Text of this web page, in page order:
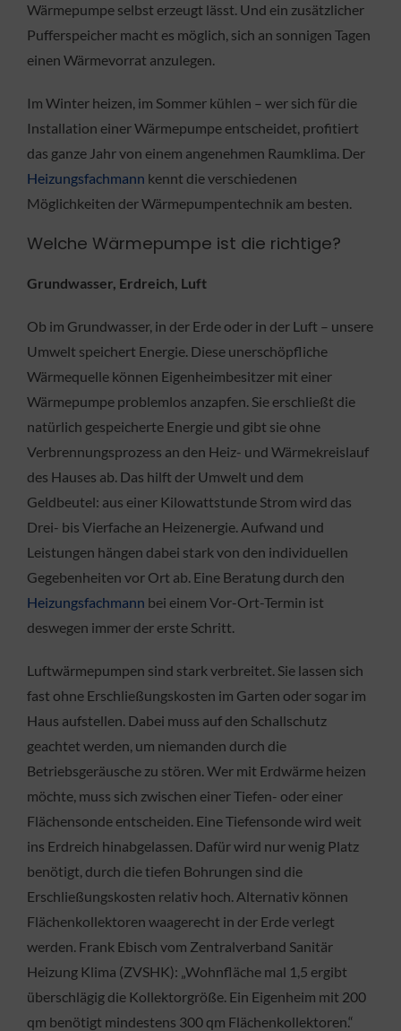
Wärmepumpe selbst erzeugt lässt. Und ein zusätzlicher
Pufferspeicher macht es möglich, sich an sonnigen Tagen
einen Wärmevorrat anzulegen.
Im Winter heizen, im Sommer kühlen – wer sich für die
Installation einer Wärmepumpe entscheidet, profitiert
das ganze Jahr von einem angenehmen Raumklima. Der
Heizungsfachmann kennt die verschiedenen
Möglichkeiten der Wärmepumpentechnik am besten.
Welche Wärmepumpe ist die richtige?
Grundwasser, Erdreich, Luft
Ob im Grundwasser, in der Erde oder in der Luft – unsere
Umwelt speichert Energie. Diese unerschöpfliche
Wärmequelle können Eigenheimbesitzer mit einer
Wärmepumpe problemlos anzapfen. Sie erschließt die
natürlich gespeicherte Energie und gibt sie ohne
Verbrennungsprozess an den Heiz- und Wärmekreislauf
des Hauses ab. Das hilft der Umwelt und dem
Geldbeutel: aus einer Kilowattstunde Strom wird das
Drei- bis Vierfache an Heizenergie. Aufwand und
Leistungen hängen dabei stark von den individuellen
Gegebenheiten vor Ort ab. Eine Beratung durch den
Heizungsfachmann bei einem Vor-Ort-Termin ist
deswegen immer der erste Schritt.
Luftwärmepumpen sind stark verbreitet. Sie lassen sich
fast ohne Erschließungskosten im Garten oder sogar im
Haus aufstellen. Dabei muss auf den Schallschutz
geachtet werden, um niemanden durch die
Betriebsgeräusche zu stören. Wer mit Erdwärme heizen
möchte, muss sich zwischen einer Tiefen- oder einer
Flächensonde entscheiden. Eine Tiefensonde wird weit
ins Erdreich hinabgelassen. Dafür wird nur wenig Platz
benötigt, durch die tiefen Bohrungen sind die
Erschließungskosten relativ hoch. Alternativ können
Flächenkollektoren waagerecht in der Erde verlegt
werden. Frank Ebisch vom Zentralverband Sanitär
Heizung Klima (ZVSHK): „Wohnfläche mal 1,5 ergibt
überschlägig die Kollektorgröße. Ein Eigenheim mit 200
qm benötigt mindestens 300 qm Flächenkollektoren.“